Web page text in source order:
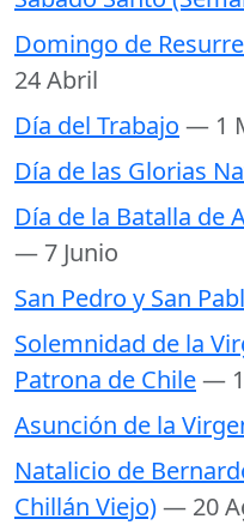
Domingo de
24 Abril
Día del Trabajo — 1
Día de las Glorias
Día de la Batalla de
— 7 Junio
San Pedro y San
Solemnidad de la
Patrona de Chile—
Asunción de la
Natalicio de
Chillán Viejo)— 20